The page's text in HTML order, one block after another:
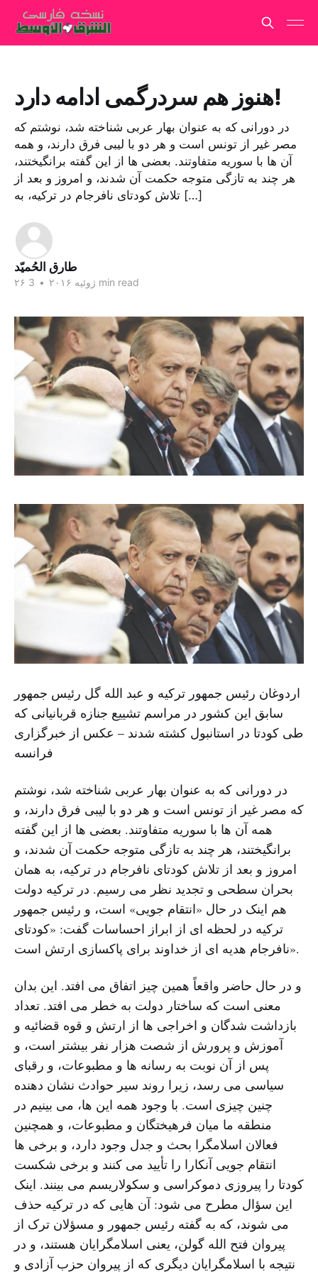
هنوز هم سردرگمی ادامه دارد!
در دورانی که به عنوان بهار عربی شناخته شد، نوشتم که
مصر غیر از تونس است و هر دو با لیبی فرق دارند، و همه
آن ها با سوریه متفاوتند. بعضی ها از این گفته برانگیختند،
هر چند به تازگی متوجه حکمت آن شدند، و امروز و بعد از
تلاش کودتای نافرجام در ترکیه، به […]
طارق الحُمیّد
۲۶ ژوئیه ۲۰۱۶ • 3 min read
اردوغان رئیس جمهور ترکیه و عبد الله گل رئیس جمهور
سابق این کشور در مراسم تشییع جنازه قربانیانی که
طی کودتا در استانبول کشته شدند – عکس از خبرگزاری
فرانسه
در دورانی که به عنوان بهار عربی شناخته شد، نوشتم
که مصر غیر از تونس است و هر دو با لیبی فرق دارند، و
همه آن ها با سوریه متفاوتند. بعضی ها از این گفته
برانگیختند، هر چند به تازگی متوجه حکمت آن شدند، و
امروز و بعد از تلاش کودتای نافرجام در ترکیه، به همان
بحران سطحی و تجدید نظر می رسیم. در ترکیه دولت
هم اینک در حال «انتقام جویی» است، و رئیس جمهور
ترکیه در لحظه ای از ابراز احساسات گفت: «کودتای
نافرجام هدیه ای از خداوند برای پاکسازی ارتش است».
و در حال حاضر واقعاً همین چیز اتفاق می افتد. این بدان
معنی است که ساختار دولت به خطر می افتد. تعداد
بازداشت شدگان و اخراجی ها از ارتش و قوه قضائیه و
آموزش و پرورش از شصت هزار نفر بیشتر است، و
پس از آن نوبت به رسانه ها و مطبوعات، و رقبای
سیاسی می رسد، زیرا روند سیر حوادث نشان دهنده
چنین چیزی است. با وجود همه این ها، می بینیم در
منطقه ما میان فرهیختگان و مطبوعات، و همچنین
فعالان اسلامگرا بحث و جدل وجود دارد، و برخی ها
انتقام جویی آنکارا را تأیید می کنند و برخی شکست
کودتا را پیروزی دموکراسی و سکولاریسم می بینند. اینک
این سؤال مطرح می شود: آن هایی که در ترکیه حذف
می شوند، که به گفته رئیس جمهور و مسؤلان ترک از
پیروان فتح الله گولن، یعنی اسلامگرایان هستند، و در
نتیجه با اسلامگرایان دیگری که از پیروان حزب آزادی و